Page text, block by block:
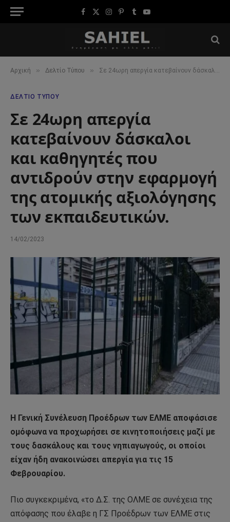
Facebook
X
Instagram
Pinterest
TumblrYouTube
Αρχική » Δελτίο Τύπου » Σε 24ωρη απεργία κατεβαίνουν δάσκαλοι και καθηγητές που αντιδρούν στην εφαρμογή της ατομικής αξιολόγησης των εκπαιδευτικών.
ΔΕΛΤΊΟ ΤΎΠΟΥ
Σε 24ωρη απεργία
κατεβαίνουν δάσκαλοι
και καθηγητές που
αντιδρούν στην εφαρμογή
της ατομικής αξιολόγησης
των εκπαιδευτικών.
14/02/2023
Η Γενική Συνέλευση Προέδρων των ΕΛΜΕ αποφάσισε
ομόφωνα να προχωρήσει σε κινητοποιήσεις μαζί με
τους δασκάλους και τους νηπιαγωγούς, οι οποίοι
είχαν ήδη ανακοινώσει απεργία για τις 15
Φεβρουαρίου.
Πιο συγκεκριμένα, «το Δ.Σ. της ΟΛΜΕ σε συνέχεια της
απόφασης που έλαβε η ΓΣ Προέδρων των ΕΛΜΕ στις